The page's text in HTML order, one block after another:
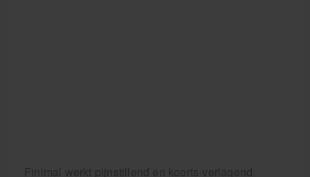
Finimal werkt pijnstillend en koorts-verlagend.